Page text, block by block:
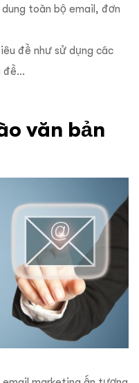
toàn bộ email, đơn
đề như sử dụng các
đề…
văn bản